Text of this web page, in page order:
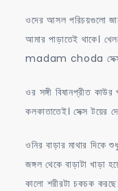
ওদের আসল পরিচয়গুলো
আমার পাড়াতেই থাকে।
madam choda সেক্স
ওর সঙ্গী বিষানপ্রীত কাউর
কলকাতাতেই। সেক্স টয়ের
ওনির বাড়ার মাথার দিকে
জঙ্গল থেকে বাড়াটা খাড়া
কালো শরীরটা চকচক করছে।